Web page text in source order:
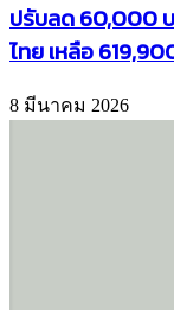
ปรับลด 60,000 บ
ไทย เหลือ
8 มีนาคม 2026